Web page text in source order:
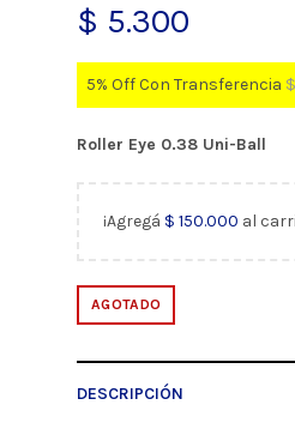
$ 5.300
5% Off Con Transferencia $
Roller Eye 0.38 Uni-Ball
¡Agregá $ 150.000 al
AGOTADO
DESCRIPCIÓN